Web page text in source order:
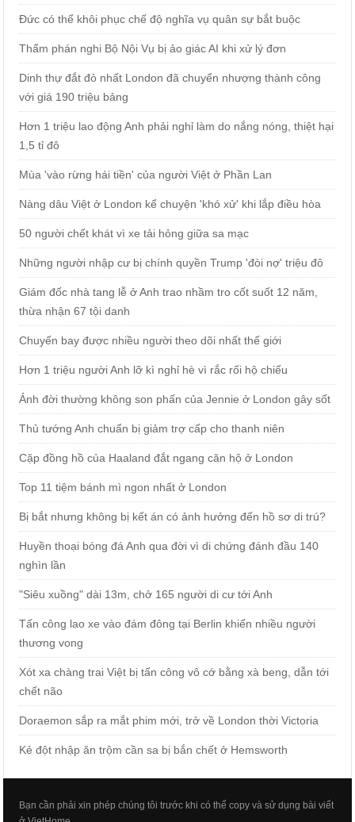
Đức có thể khôi phục chế độ nghĩa vụ quân sự bắt buộc
Thẩm phán nghi Bộ Nội Vụ bị ảo giác AI khi xử lý đơn
Dinh thự đắt đỏ nhất London đã chuyển nhượng thành công
với giá 190 triệu bảng
Hơn 1 triệu lao động Anh phải nghỉ làm do nắng nóng, thiệt hại
1,5 tỉ đô
Mùa 'vào rừng hái tiền' của người Việt ở Phần Lan
Nàng dâu Việt ở London kể chuyện 'khó xử' khi lắp điều hòa
50 người chết khát vì xe tải hỏng giữa sa mạc
Những người nhập cư bị chính quyền Trump 'đòi nợ' triệu đô
Giám đốc nhà tang lễ ở Anh trao nhầm tro cốt suốt 12 năm,
thừa nhận 67 tội danh
Chuyến bay được nhiều người theo dõi nhất thế giới
Hơn 1 triệu người Anh lỡ kì nghỉ hè vì rắc rối hộ chiếu
Ảnh đời thường không son phấn của Jennie ở London gây sốt
Thủ tướng Anh chuẩn bị giảm trợ cấp cho thanh niên
Cặp đồng hồ của Haaland đắt ngang căn hộ ở London
Top 11 tiệm bánh mì ngon nhất ở London
Bị bắt nhưng không bị kết án có ảnh hưởng đến hồ sơ di trú?
Huyền thoại bóng đá Anh qua đời vì di chứng đánh đầu 140
nghìn lần
"Siêu xuồng" dài 13m, chở 165 người di cư tới Anh
Tấn công lao xe vào đám đông tại Berlin khiến nhiều người
thương vong
Xót xa chàng trai Việt bị tấn công vô cớ bằng xà beng, dẫn tới
chết não
Doraemon sắp ra mắt phim mới, trở về London thời Victoria
Kẻ đột nhập ăn trộm cần sa bị bắn chết ở Hemsworth
Bạn cần phải xin phép chúng tôi trước khi có thể copy và sử dụng bài viết